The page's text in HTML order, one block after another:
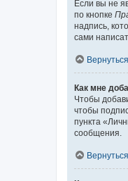
Если вы не
по кнопке
надпись,
сами
Как мне
Чтобы
чтобы
пункта
сообщения.